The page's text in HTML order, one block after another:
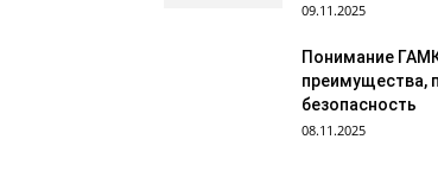
09.11.2025
Понимание
преимущества,
безопасность
08.11.2025